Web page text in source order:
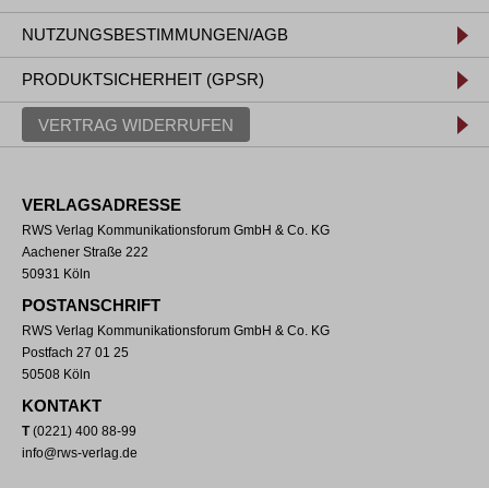
NUTZUNGSBESTIMMUNGEN/AGB
PRODUKTSICHERHEIT (GPSR)
VERTRAG WIDERRUFEN
VERLAGSADRESSE
RWS Verlag Kommunikationsforum GmbH & Co. KG
Aachener Straße 222
50931 Köln
POSTANSCHRIFT
RWS Verlag Kommunikationsforum GmbH & Co. KG
Postfach 27 01 25
50508 Köln
KONTAKT
T(0221) 400 88-99
info@rws-verlag.de